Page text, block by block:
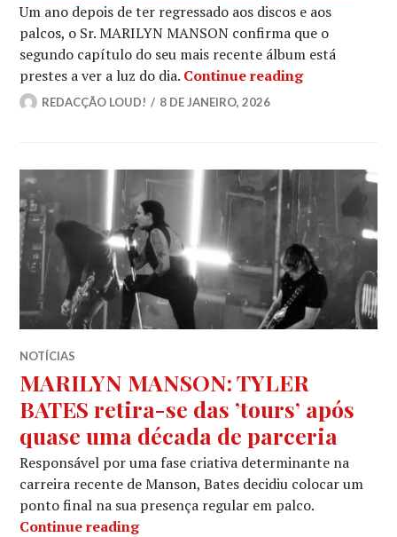
Um ano depois de ter regressado aos discos e aos
palcos, o Sr. MARILYN MANSON confirma que o
segundo capítulo do seu mais recente álbum está
prestes a ver a luz do dia. Continue readingMARILYN
REDACÇÃO LOUD! 8 DE JANEIRO, 2026
NOTÍCIAS
MARILYN MANSON: TYLER
BATES retira-se das ’tours’ após
quase uma década de parceria
Responsável por uma fase criativa determinante na
carreira recente de Manson, Bates decidiu colocar um
ponto final na sua presença regular em palco.
Continue readingMARILYN MANSON: TYLER BATES